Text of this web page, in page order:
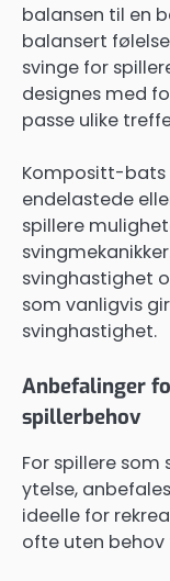
balansen til en
balansert
svinge for
designes med
passe ulike
Kompositt-bats
endelastede
spillere
svinghastighet
som vanligvis
svinghastighet.
Anbefalinger
spillerbehov
For spillere
ytelse,
ideelle for
ofte uten behov